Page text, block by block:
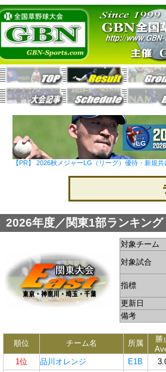
【PR】 2026秋メジャーLG（リーグ）優待・新規
2026年度／関東1部ランキング
対象チーム
対象試合
指標
更新日
備考
順位 チーム名 所属
勝
1位
品川オレンジ E1B